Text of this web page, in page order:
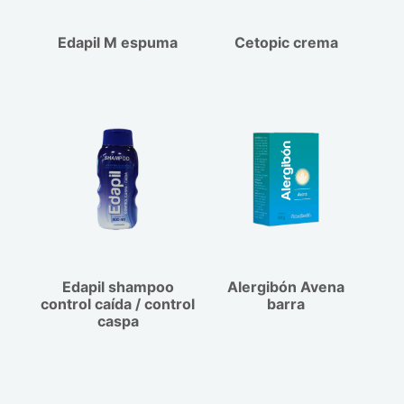
Edapil M espuma Cetopic crema
Edapil shampoo
control caída / control
caspa
Alergibón Avena
barra